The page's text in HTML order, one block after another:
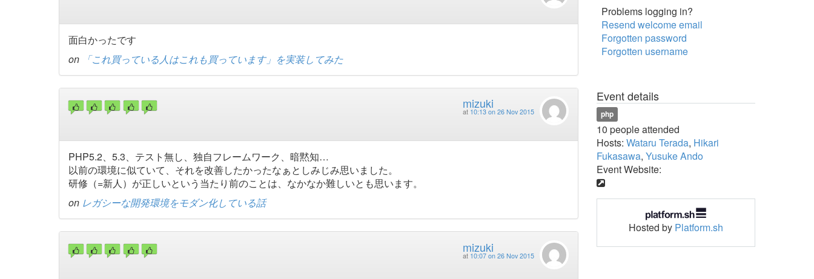
面白かったです
on
「これ買っている人はこれも買っています」を実装してみた
mizuki
at 10:13 on 26 Nov 2015
PHP5.2、5.3、テスト無し、独自フレームワーク、暗黙知…
以前の環境に似ていて、それを改善したかったなぁとしみじみ思いました。
研修（=新人）が正しいという当たり前のことは、なかなか難しいとも思います。
on レガシーな開発環境をモダン化している話
mizuki
at 10:07 on 26 Nov 2015
Problems logging in?
Resend welcome email
Forgotten password
Forgotten username
Event details
php
10 people attended
Hosts: Wataru Terada, Hikari
Fukasawa, Yusuke Ando
Event Website:
Hosted by Platform.sh